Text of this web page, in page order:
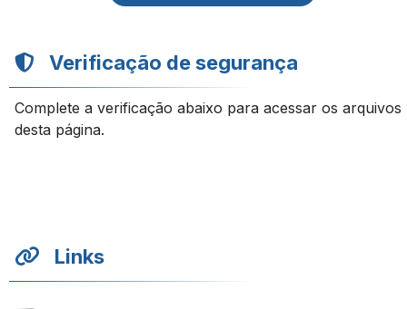
Verificação de segurança
Complete a verificação abaixo para acessar os arquivos
desta página.
Links